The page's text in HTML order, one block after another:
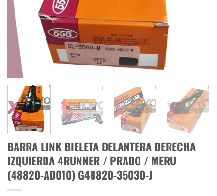
BARRA LINK BIELETA DELANTERA DERECHA
IZQUIERDA 4RUNNER / PRADO / MERU
(48820-AD010) G48820-35030-J